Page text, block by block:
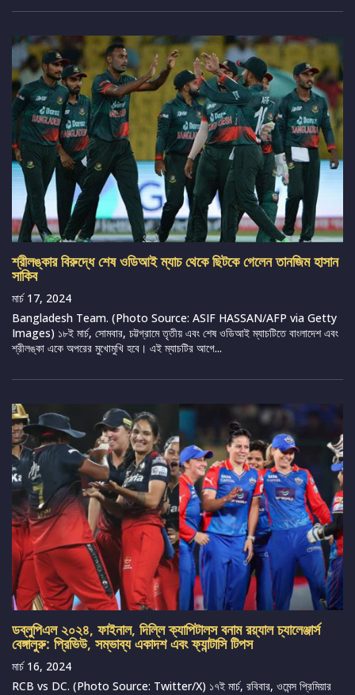
শ্রীলঙ্কার বিরুদ্ধে শেষ ওডিআই ম্যাচ থেকে ছিটকে গেলেন তানজিম হাসান
সাকিব
মার্চ 17, 2024
Bangladesh Team. (Photo Source: ASIF HASSAN/AFP via Getty
Images) ১৮ই মার্চ, সোমবার, চট্টগ্রামে তৃতীয় এবং শেষ ওডিআই ম্যাচটিতে বাংলাদেশ এবং
শ্রীলঙ্কা একে অপরের মুখোমুখি হবে। এই ম্যাচটির আগে...
ডব্লুপিএল ২০২৪, ফাইনাল, দিল্লি ক্যাপিটালস বনাম রয়্যাল চ্যালেঞ্জার্স
বেঙ্গালুরু: প্রিভিউ, সম্ভাব্য একাদশ এবং ফ্যান্টাসি টিপস
মার্চ 16, 2024
RCB vs DC. (Photo Source: Twitter/X) ১৭ই মার্চ, রবিবার, ওমেন্স প্রিমিয়ার